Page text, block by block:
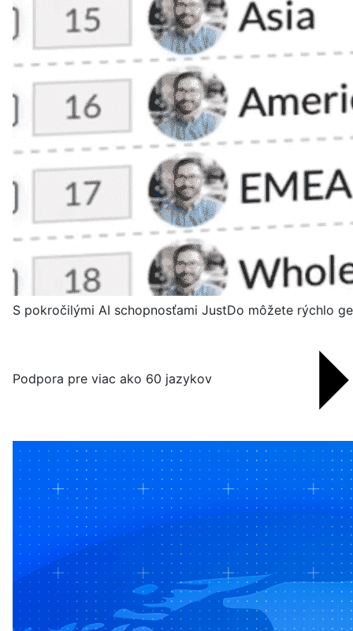
S pokročilými AI schopnosťami JustDo môžete rýchlo
Podpora pre viac ako 60 jazykov